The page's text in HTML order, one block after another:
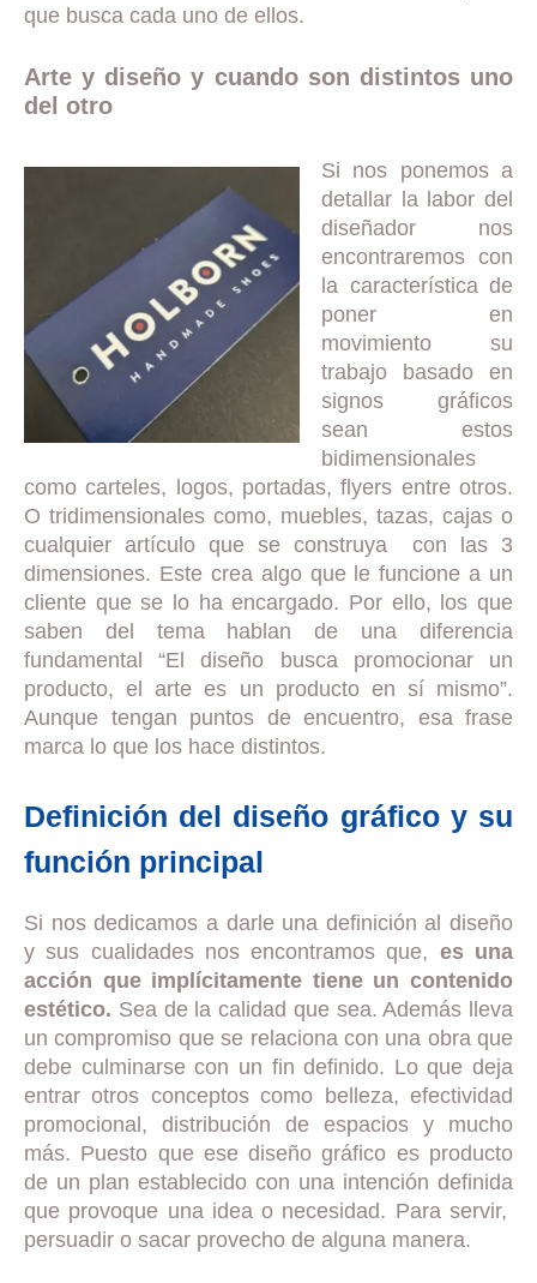
que busca cada uno de ellos.
Arte y diseño y cuando son distintos uno
del otro
Si nos ponemos a
detallar la labor del
diseñador nos
encontraremos con
la característica de
poner en
movimiento su
trabajo basado en
signos gráficos
sean estos
bidimensionales
como carteles, logos, portadas, flyers entre otros.
O tridimensionales como, muebles, tazas, cajas o
cualquier artículo que se construya con las 3
dimensiones. Este crea algo que le funcione a un
cliente que se lo ha encargado. Por ello, los que
saben del tema hablan de una diferencia
fundamental “El diseño busca promocionar un
producto, el arte es un producto en sí mismo”.
Aunque tengan puntos de encuentro, esa frase
marca lo que los hace distintos.
Definición del diseño gráfico y su
función principal
Si nos dedicamos a darle una definición al diseño
y sus cualidades nos encontramos que, es una
acción que implícitamente tiene un contenido
estético. Sea de la calidad que sea. Además lleva
un compromiso que se relaciona con una obra que
debe culminarse con un fin definido. Lo que deja
entrar otros conceptos como belleza, efectividad
promocional, distribución de espacios y mucho
más. Puesto que ese diseño gráfico es producto
de un plan establecido con una intención definida
que provoque una idea o necesidad. Para servir,
persuadir o sacar provecho de alguna manera.